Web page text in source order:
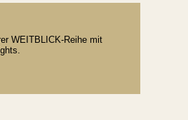
WEITBLICK-Reihe mit